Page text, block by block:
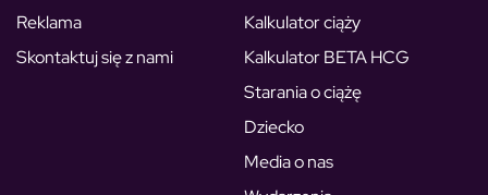
Reklama
Skontaktuj się z nami
Kalkulator ciąży
Kalkulator BETA HCG
Starania o ciążę
Dziecko
Media o nas